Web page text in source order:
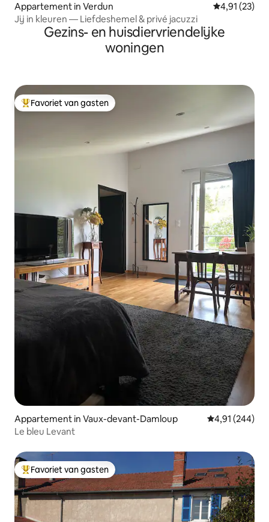
Appartement in Verdun Gemiddelde
4,91 (23)
Jij in kleuren — Liefdeshemel & privé jacuzzi
Gezins- en huisdiervriendelijke
woningen
Topfavoriet van gasten
Favoriet van gasten
Appartement in Vaux-devant-Damloup Gemiddelde
4,91 (244)
Le bleu Levant
Topfavoriet van gasten
Favoriet van gasten